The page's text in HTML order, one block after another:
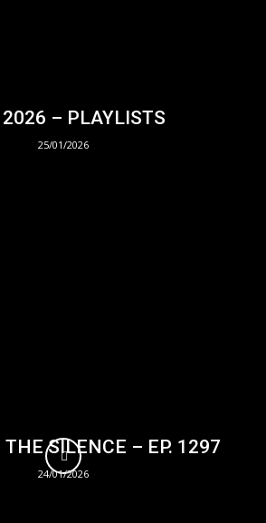
2026 – PLAYLISTS
25/01/2026
THE SILENCE – EP. 1297
24/01/2026